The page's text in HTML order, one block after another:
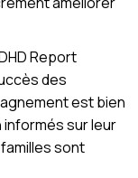
Report
des
est bien
sur leur
sont